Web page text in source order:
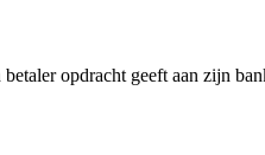
betaler opdracht geeft aan zijn